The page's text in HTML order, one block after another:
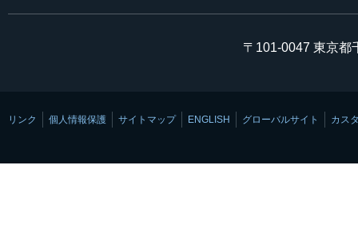
〒101-0047 東京都
リンク 個人情報保護 サイトマップ ENGLISH グローバルサイト カス